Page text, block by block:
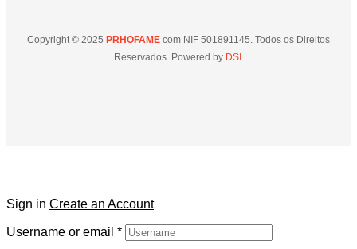
Copyright © 2025 PRHOFAME com NIF 501891145. Todos os Direitos
Reservados. Powered byDSI.
Sign in Create an Account
Username or email *